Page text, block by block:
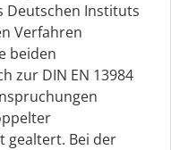
Deutschen Instituts
Verfahren
beiden
zur DIN EN 13984
gealtert. Bei der